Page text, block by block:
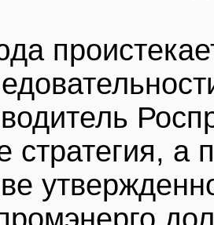
стратегия, а